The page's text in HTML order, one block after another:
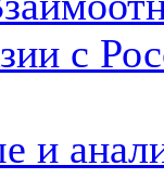
с
и